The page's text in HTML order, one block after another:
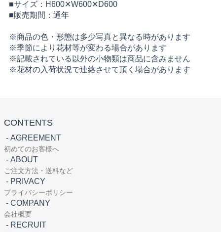
■サイズ：H600✕W600✕D600
■販売期間：通年
※商品の色・形態は多少写真と異なる時があります
※季節により花材等が変わる場合があります
※記載されている以外の小物類は商品に含みません
※花材の入荷状況で連絡させて頂く場合があります
CONTENTS
- AGREEMENT
初めてのお客様へ
- ABOUT
ご注文方法・送料など
- PRIVACY
プライバシーポリシー
- COMPANY
会社概要
- RECRUIT